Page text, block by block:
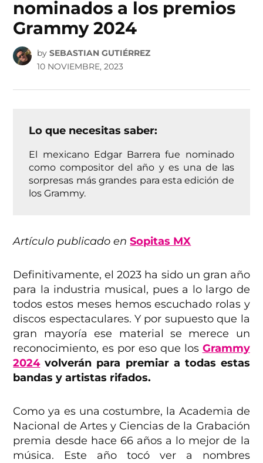
nominados a los premios
Grammy 2024
by SEBASTIAN GUTIÉRREZ
10 NOVIEMBRE, 2023
Lo que necesitas saber:
El mexicano Edgar Barrera fue nominado
como compositor del año y es una de las
sorpresas más grandes para esta edición de
los Grammy.
Artículo publicado enSopitas MX
Definitivamente, el 2023 ha sido un gran año
para la industria musical, pues a lo largo de
todos estos meses hemos escuchado rolas y
discos espectaculares. Y por supuesto que la
gran mayoría ese material se merece un
reconocimiento, es por eso que los Grammy
2024volverán para premiar a todas estas
bandas y artistas rifados.
Como ya es una costumbre, la Academia de
Nacional de Artes y Ciencias de la Grabación
premia desde hace 66 años a lo mejor de la
música. Este año tocó ver a nombres